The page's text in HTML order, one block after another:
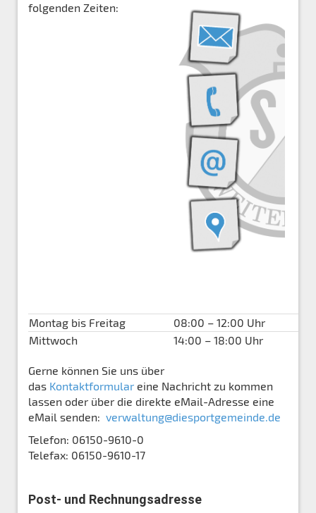
folgenden Zeiten:
Montag bis Freitag
08:00 – 12:00 Uhr
Mittwoch
14:00 – 18:00 Uhr
Gerne können Sie uns über
das Kontaktformular eine Nachricht zu kommen
lassen oder über die direkte eMail-Adresse eine
eMail senden: verwaltung@diesportgemeinde.de
Telefon: 06150-9610-0
Telefax: 06150-9610-17
Post- und Rechnungsadresse